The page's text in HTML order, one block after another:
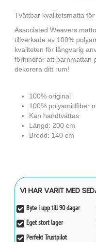
Tvättbar kvalitetsmatta
Associated Weavers
tillverkade av 100%
kvaliteten för långvarig
förhindrar att barnmattan
dekorera ditt rum!
100% original
100% polyamidfiber
Kan handtvättas
Längd: 200 cm
Bredd: 140 cm
VI HAR VARIT MED
Byte i upp till 90 dagar
Eget stort lager
Perfekt Trustpilot